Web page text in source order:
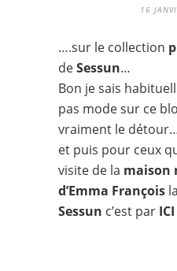
16
….sur le collection
deSessun…
Bon je sais
pas mode sur ce
vraiment le
et puis pour ceux
visite de la maison
d’Emma François
Sessun c’est par ICI